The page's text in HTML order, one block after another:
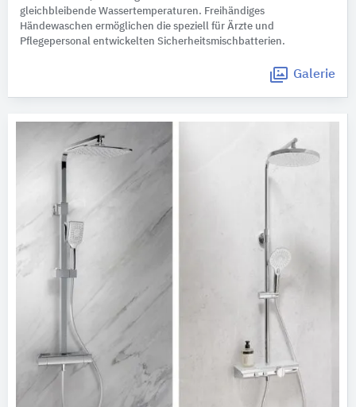
gleichbleibende Wassertemperaturen. Freihändiges
Händewaschen ermöglichen die speziell für Ärzte und
Pflegepersonal entwickelten Sicherheitsmischbatterien.
Galerie